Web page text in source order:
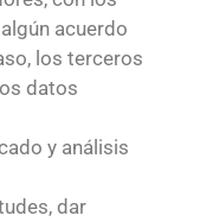
acuerdo
los terceros
datos
y análisis
dar